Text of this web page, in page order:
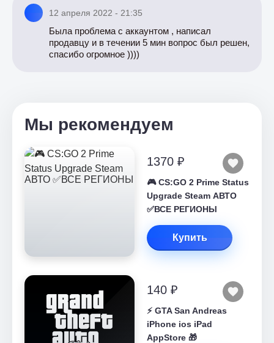
12 апреля 2022 - 21:35
Была проблема с аккаунтом , написал
продавцу и в течении 5 мин вопрос был решен,
спасибо огромное ))))
Мы рекомендуем
1370 ₽
🎮 CS:GO 2 Prime Status
Upgrade Steam АВТО
✅ВСЕ РЕГИОНЫ
Купить
140 ₽
⚡️ GTA San Andreas
iPhone ios iPad
AppStore 🎁